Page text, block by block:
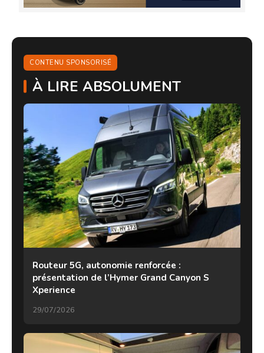
CONTENU SPONSORISÉ
À LIRE ABSOLUMENT
Routeur 5G, autonomie renforcée :
présentation de l’Hymer Grand Canyon S
Xperience
29/07/2026